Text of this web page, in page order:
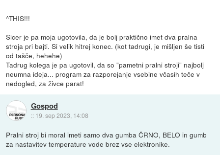
^THIS!!!
Sicer je pa moja ugotovila, da je bolj praktično imet dva pralna
stroja pri bajti. Si velik hitrej konec. (kot tadrugi, je mišljen še tisti
od tašče, hehehe)
Tadrug kolega je pa ugotovil, da so "pametni pralni stroji" najbolj
neumna ideja... program za razporejanje vsebine včasih teče v
nedogled, za živce parat!
Gospod
:: 19. sep 2023, 14:08
Pralni stroj bi moral imeti samo dva gumba ČRNO, BELO in gumb
za nastavitev temperature vode brez vse elektronike.